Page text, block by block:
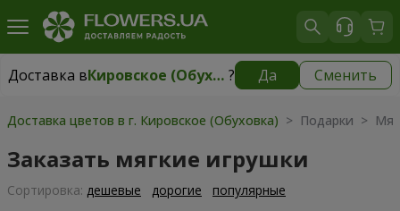
Доставка в Кировское (Обуховка) ? Да Сменить
Доставка вКировское (Обуховка) бесплатно
Доставка цветов в г. Кировское (Обуховка) > Подарки >
Заказать мягкие игрушки
Cортировка: дешевые дорогие популярные